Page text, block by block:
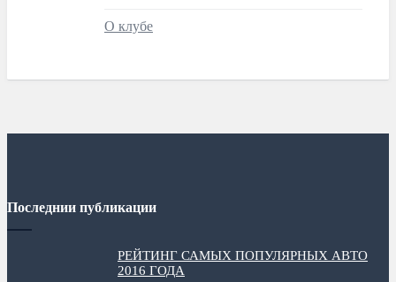
О клубе
Последнии публикации
РЕЙТИНГ САМЫХ ПОПУЛЯРНЫХ АВТО
2016 ГОДА